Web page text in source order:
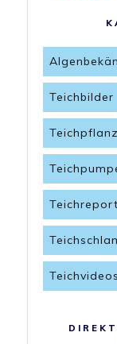
Teichbilder
Teichvideos